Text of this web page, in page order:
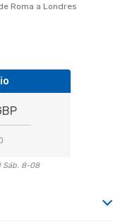
Roma a Londres
Sáb. 8-08